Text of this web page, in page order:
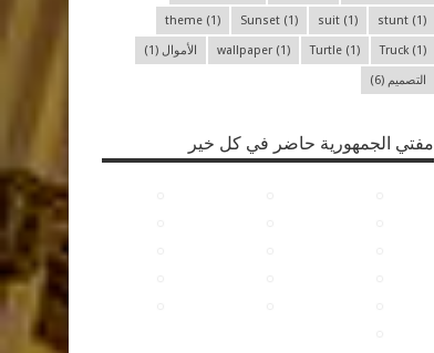
stunt (1)
suit (1)
Sunset (1)
theme (1)
Truck (1)
Turtle (1)
wallpaper (1) الأموال (1)
التصميم (6)
مفتي الجمهورية حاضر في كل خير